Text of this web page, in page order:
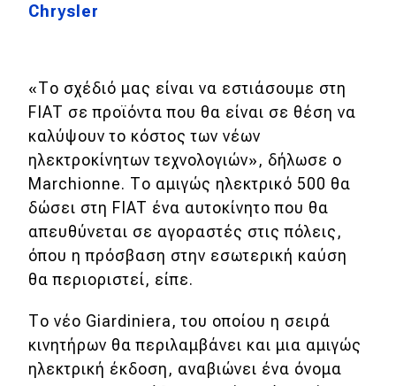
ΚΤΕΟ
eDRIVE
DRIVE USED
Chrysler
«Το σχέδιό μας είναι να εστιάσουμε στη
FIAT σε προϊόντα που θα είναι σε θέση να
καλύψουν το κόστος των νέων
ηλεκτροκίνητων τεχνολογιών», δήλωσε ο
Marchionne. Το αμιγώς ηλεκτρικό 500 θα
δώσει στη FIAT ένα αυτοκίνητο που θα
απευθύνεται σε αγοραστές στις πόλεις,
όπου η πρόσβαση στην εσωτερική καύση
θα περιοριστεί, είπε.
Το νέο Giardiniera, του οποίου η σειρά
κινητήρων θα περιλαμβάνει και μια αμιγώς
ηλεκτρική έκδοση, αναβιώνει ένα όνομα